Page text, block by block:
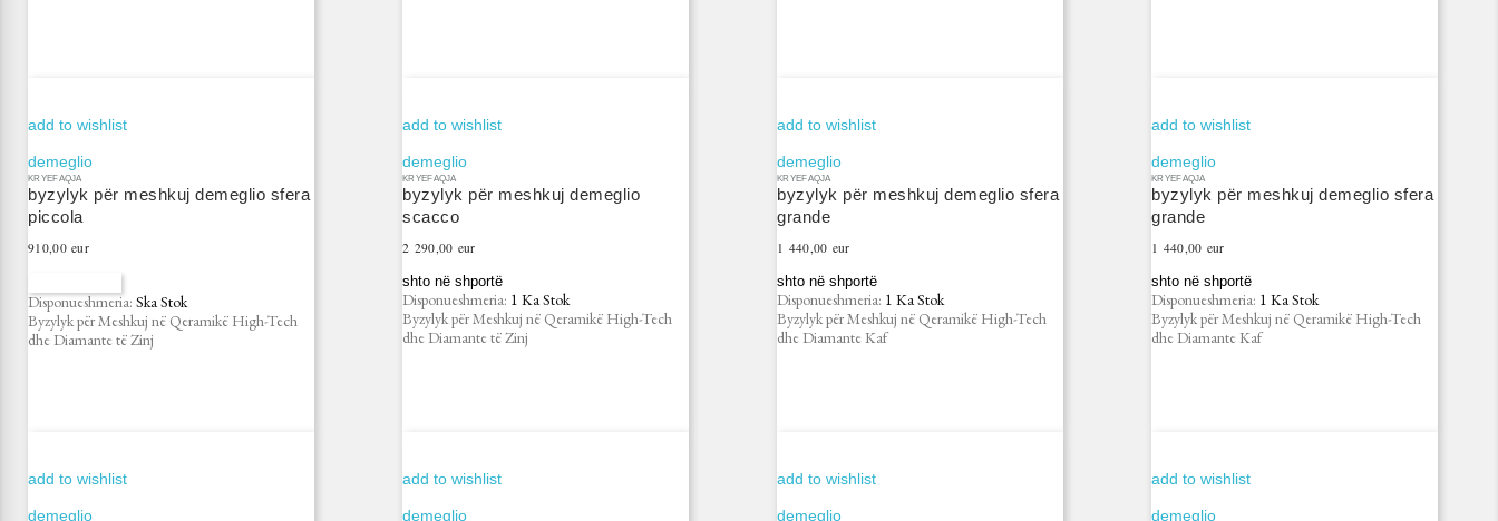
add to wishlist
demeglio
KRYEFAQJA
byzylyk për meshkuj demeglio sfera
piccola
Çmimi
910,00 eur
Disponueshmeria: Ska Stok
Byzylyk për Meshkuj në Qeramikë High-Tech
dhe Diamante të Zinj
add to wishlist
demeglio
KRYEFAQJA
byzylyk për meshkuj demeglio
scacco
Çmimi
2 290,00 eur
shto në shportë
Disponueshmeria: 1 Ka Stok
Byzylyk për Meshkuj në Qeramikë High-Tech
dhe Diamante të Zinj
add to wishlist
demeglio
KRYEFAQJA
byzylyk për meshkuj demeglio sfera
grande
Çmimi
1 440,00 eur
shto në shportë
Disponueshmeria: 1 Ka Stok
Byzylyk për Meshkuj në Qeramikë High-Tech
dhe Diamante Kaf
add to wishlist
demeglio
KRYEFAQJA
byzylyk për meshkuj demeglio sfera
grande
Çmimi
1 440,00 eur
shto në shportë
Disponueshmeria: 1 Ka Stok
Byzylyk për Meshkuj në Qeramikë High-Tech
dhe Diamante Kaf
add to wishlist
demeglio
add to wishlist
demeglio
add to wishlist
demeglio
add to wishlist
demeglio